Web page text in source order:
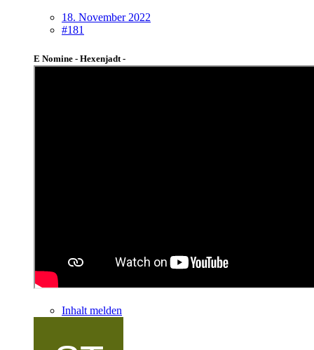
18. November 2022
#181
E Nomine - Hexenjadt -
Inhalt melden